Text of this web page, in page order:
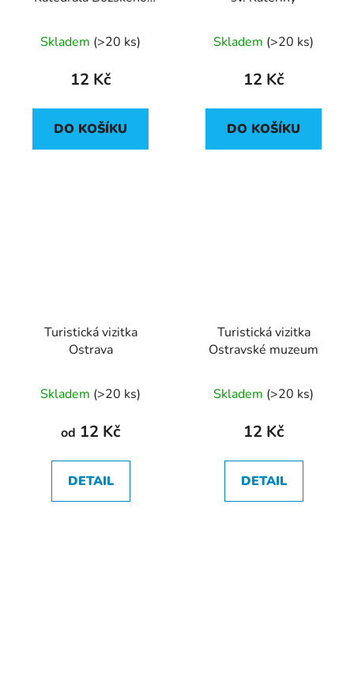
Skladem (>20 ks)
12 Kč
DO KOŠÍKU
Skladem (>20 ks)
12 Kč
DO KOŠÍKU
Turistická vizitka
Ostrava
hodnocení
produktu
5,0
z
Skladem (>20 ks)
od 12 Kč
DETAIL
Turistická vizitka
Ostravské muzeum
Skladem (>20 ks)
12 Kč
DETAIL